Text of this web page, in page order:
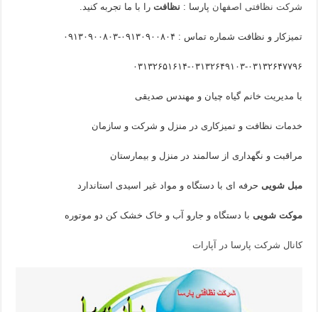
شرکت نظافتی اصفهان پارسا : نظافترا با ما تجربه کنید.
تمیزکار و نظافت شماره تماس : ۰۹۱۳۰۹۰۰۸۰۴-۰۹۱۳۰۹۰۰۸۰۳
۰۳۱۳۲۶۵۱۶۱۴-۰۳۱۳۲۶۴۹۱۰۳-۰۳۱۳۲۶۴۷۷۹۶
با مدیریت خانم گیاه چیان و مهندس صدیقی
خدمات نظافت و تمیزکاری در منزل و شرکت و سازمان
مراقبت و نگهداری از سالمند در منزل و بیمارستان
مبل شویی حرفه ای با دستگاه و مواد غیر اسیدی استاندارد
موکت شویی با دستگاه و جارو آب و خاک خشک کن دو موتوره
کانال شرکت پارسا در آپارات